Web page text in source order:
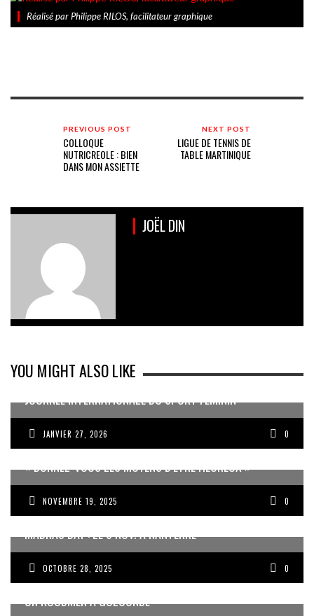
Réalisé par Philippe RILOS, facilitateur graphique
PREVIOUS POST
COLLOQUE
NUTRICREOLE : BIEN
DANS MON ASSIETTE
NEXT POST
LIGUE DE TENNIS DE
TABLE MARTINIQUE
JOËL DIN
YOU MIGHT ALSO LIKE
JOURNÉE INTERNATIONALE DU SPORT FÉMININ
JANVIER 27, 2026 0
« DONNEZ-VOUS LES MOYENS D’ÊTRE HEUREUX »
NOVEMBRE 19, 2025 0
MADRAS DAY : LE 8 NOV. À NANTERRE
OCTOBRE 28, 2025 0
UN KOUDMEN À GOLCONDE